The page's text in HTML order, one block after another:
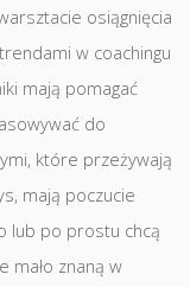
osiągnięcia
w coachingu
mają pomagać
do
które przeżywają
mają poczucie
lub po prostu chcą
mało znaną w